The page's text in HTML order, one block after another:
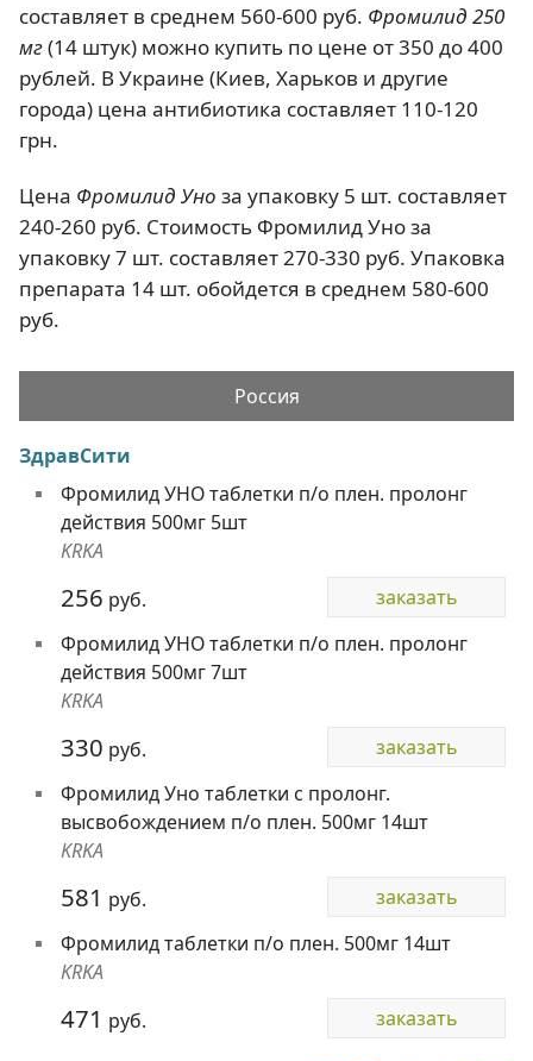
составляет в среднем 560-600 руб. Фромилид 250
мг(14 штук) можно купить по цене от 350 до 400
рублей. В Украине (Киев, Харьков и другие
города) цена антибиотика составляет 110-120
грн.
Цена Фромилид Уно за упаковку 5 шт. составляет
240-260 руб. Стоимость Фромилид Уно за
упаковку 7 шт. составляет 270-330 руб. Упаковка
препарата 14 шт. обойдется в среднем 580-600
руб.
Россия
ЗдравСити
Фромилид УНО таблетки п/о плен. пролонг
действия 500мг 5шт
KRKA
256 руб.
заказать
Фромилид УНО таблетки п/о плен. пролонг
действия 500мг 7шт
KRKA
330 руб.
заказать
Фромилид Уно таблетки с пролонг.
высвобождением п/о плен. 500мг 14шт
KRKA
581 руб.
заказать
Фромилид таблетки п/о плен. 500мг 14шт
KRKA
471 руб. заказать